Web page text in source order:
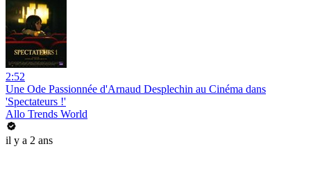
2:52
Une Ode Passionnée d'Arnaud Desplechin au Cinéma dans
'Spectateurs !'
Allo Trends World
il y a 2 ans